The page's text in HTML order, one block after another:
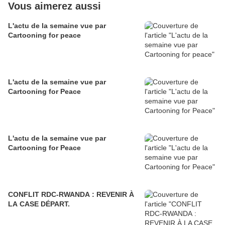
Vous aimerez aussi
L'actu de la semaine vue par
Cartooning for peace
L'actu de la semaine vue par
Cartooning for Peace
L'actu de la semaine vue par
Cartooning for Peace
CONFLIT RDC-RWANDA : REVENIR À
LA CASE DÉPART.